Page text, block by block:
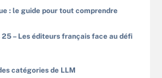
: le guide pour tout comprendre
– Les éditeurs français face au défi
catégories de LLM